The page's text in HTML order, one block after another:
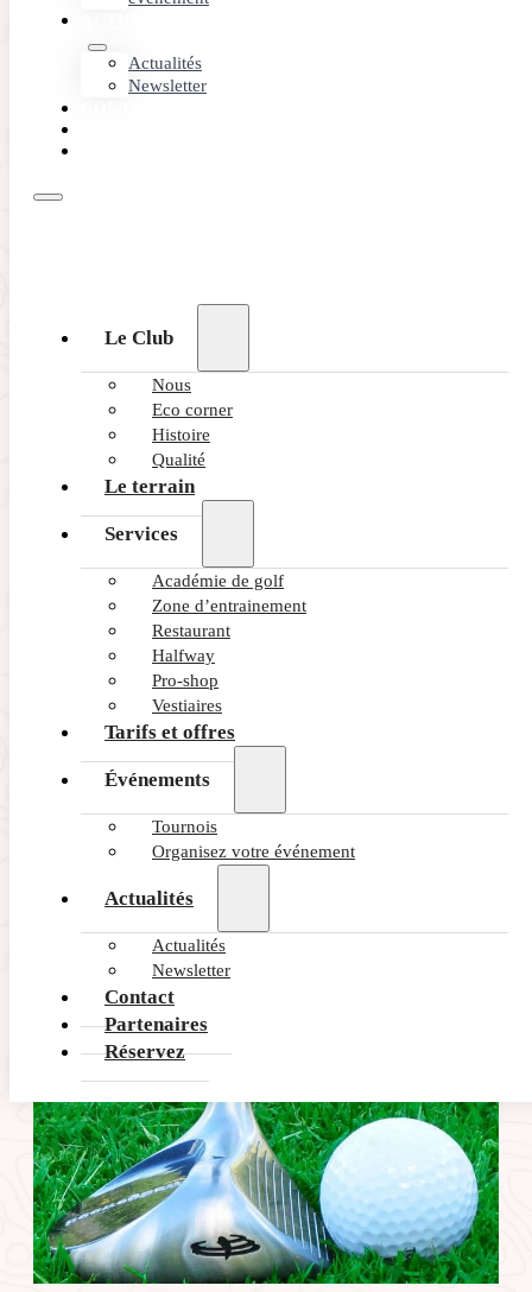
Actualités
Newsletter
Le Club
Nous
Eco corner
Histoire
Qualité
Le terrain
Services
Académie de golf
Zone d’entrainement
Restaurant
Halfway
Pro-shop
Vestiaires
Tarifs et offres
Événements
Tournois
Organisez votre événement
Actualités
Actualités
Newsletter
Contact
Partenaires
Réservez